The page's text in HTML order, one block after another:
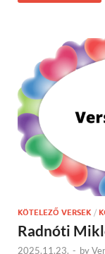
KÖTELEZŐ VERSEK /
Radnóti
2025.11.23. - by